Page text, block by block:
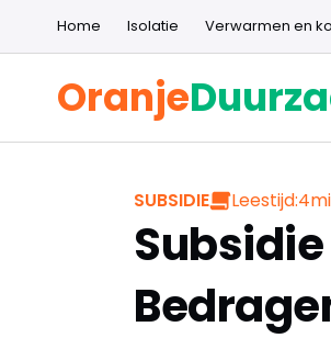
Home Isolatie Verwarmen en
Oranje
SUBSIDIE Leestijd:4